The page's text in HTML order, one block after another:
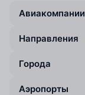
Авиакомпании
Направления
Города
Аэропорты